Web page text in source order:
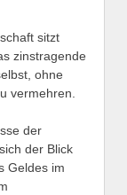
sitzt
zinstragende
ohne
vermehren.
der
der Blick
Geldes im